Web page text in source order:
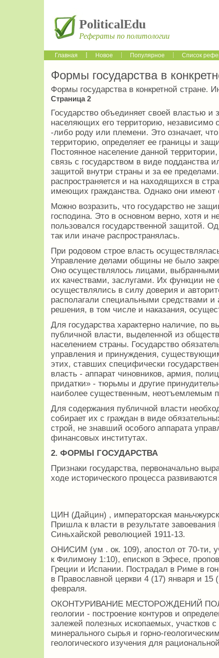
PoliticalEdu
Рефераты по политологии
Главная Новое Популярное Список
Формы государства в
Формы государства в конкретной стране.
Страница 2
Государство объединяет своей властью
населяющих его территорию, независимо
-либо роду или племени. Это означает,
территорию, определяет ее границы и
Постоянное население данной
связь с государством в виде подданства
защитой внутри страны и за ее
распространяется и на находящихся в
имеющих гражданства. Однако они имеют
Можно возразить, что государство не
господина. Это в основном верно, хотя и
пользовался государственной защитой.
так или иначе распространялась.
При родовом строе власть
Управление делами общины не было
Оно осуществлялось лицами,
их качествами, заслугами. Их функции не
осуществлялись в силу доверия и
располагали специальными средствами
решения, в том числе и наказания,
Для государства характерно наличие, по
публичной власти, выделенной из
населением страны. Государство
управления и принуждения,
этих, ставших специфически
власть - аппарат чиновников, армия,
придатки» - тюрьмы и другие
наиболее существенным, неотъемлемым
Для содержания публичной власти
собирает их с граждан в виде
строй, не знавший особого аппарата
финансовых институтах.
2. ФОРМЫ ГОСУДАРСТВА
Признаки государства, первоначально
ходе исторического процесса
ЦИН (Дайцин) , императорская
Пришла к власти в результате
Синьхайской революцией 1911-13.
ОНИСИМ (ум . ок. 109), апостол от 70-ти,
к Филимону 1:10), епископ в Эфесе,
Греции и Испании. Пострадал в Риме в
в Православной церкви 4 (17) января и 15
февраля.
ОКОНТУРИВАНИЕ МЕСТОРОЖДЕНИЙ
геологии - построение контуров и
залежей полезных ископаемых, участков
минерального сырья и горно-
геологического изучения для